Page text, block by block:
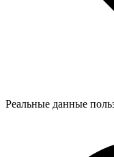
Реальные данные